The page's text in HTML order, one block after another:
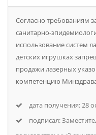
Согласно требованиям
санитарно-
использование систем
детских игрушках
продажи лазерных
компетенцию
дата получения: 28
подписал: